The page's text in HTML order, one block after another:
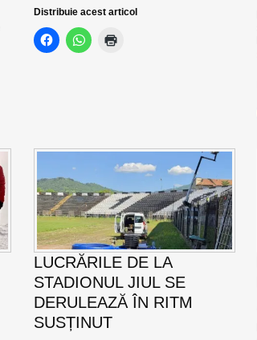
Distribuie acest articol
LUCRĂRILE DE LA
STADIONUL JIUL SE
DERULEAZĂ ÎN RITM
SUSȚINUT